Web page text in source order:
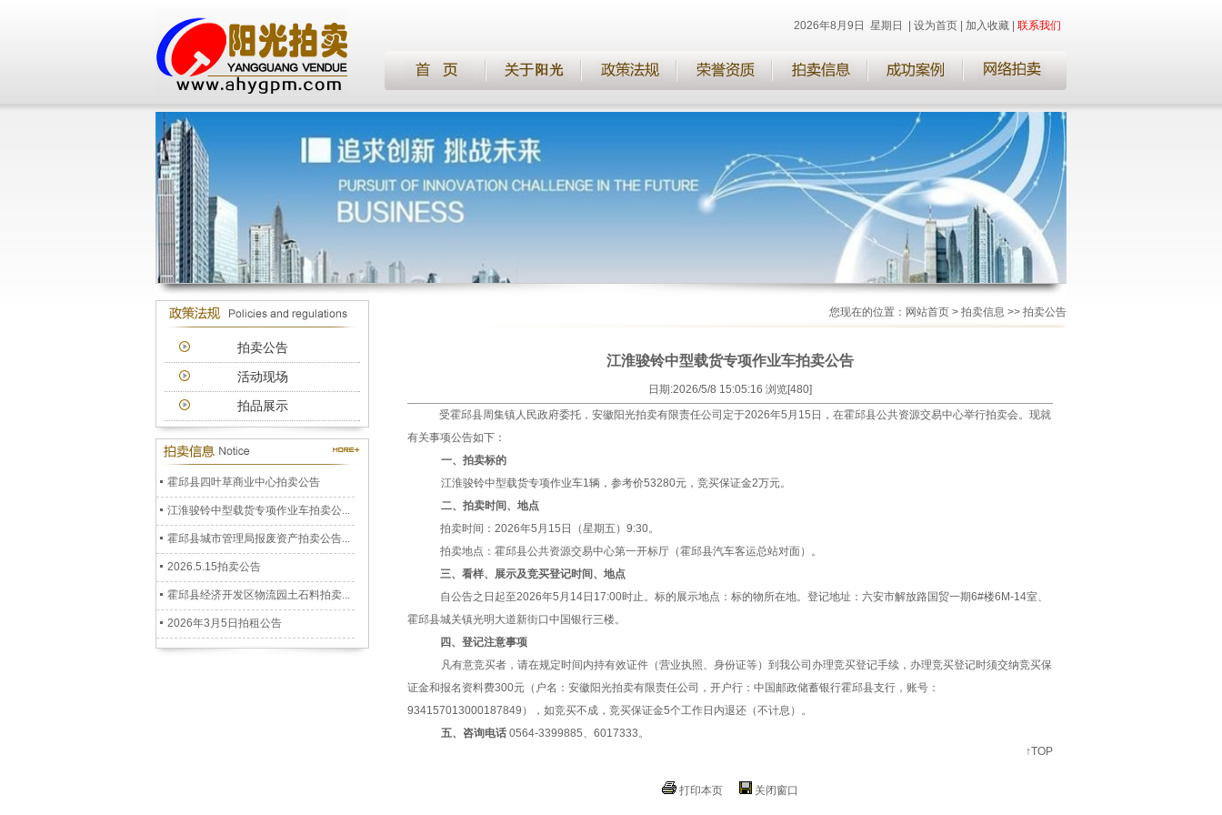
2026年8月9日 星期日 设为首页 加入收藏 联系我们
拍卖公告
活动现场
拍品展示
公务车拍卖公告
2026.7.3拍卖公告
霍邱县四叶草商业中心拍卖公告
江淮骏铃中型载货专项作业车拍卖公...
霍邱县城市管理局报废资产拍卖公告...
2026.5.15拍卖公告
霍邱县经济开发区物流园土石料拍卖...
2026年3月5日拍租公告
2026年1月22日拍卖公告
您现在的位置：网站首页 > 拍卖信息 >> 拍卖公告
江淮骏铃中型载货专项作业车拍卖公告
日期:2026/5/8 15:05:16 浏览[480]
受霍邱县周集镇人民政府委托，安徽阳光拍卖有限责任公司定于2026年5月15日，在霍邱县公共资源交易中心举行拍卖会。现就
有关事项公告如下：
一、拍卖标的
江淮骏铃中型载货专项作业车1辆 ，参考价53280元 ，竞买保证金2万元。
二、拍卖时间、地点
拍卖时间：2026年5月15日（星期五）9:30。
拍卖地点：霍邱县公共资源交易中心第一开标厅 （霍邱县汽车客运总站对面）。
三、看样、展示及竞买登记时间、地点
自公告之日起至2026年5月14日 17:00时止。标的展示地点：标的物所在地。登记地址：六安市解放路国贸一期6#楼6M-14室、
霍邱县城关镇光明大道新街口中国银行三楼。
四、登记注意事项
凡有意竞买者，请在规定时间内持有效证件（营业执照、身份证等）到我公司办理竞买登记手续，办理竞买登记时须交纳竞买保
证金和报名资料费300元 （户名：安徽阳光拍卖有限责任公司，开户行：中国邮政储蓄银行霍邱县支行，账号：
934157013000187849），如竞买不成，竞买保证金5个工作日内退还（不计息）。
五、咨询电话 0564-3399885、6017333。
↑TOP
打印本页 关闭窗口